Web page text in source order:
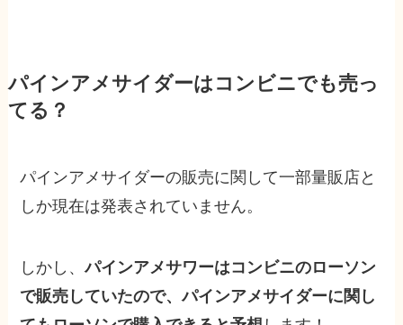
パインアメサイダーはコンビニでも売っ
てる？
パインアメサイダーの販売に関して一部量販店と
しか現在は発表されていません。
しかし、パインアメサワーはコンビニのローソン
で販売していたので、パインアメサイダーに関し